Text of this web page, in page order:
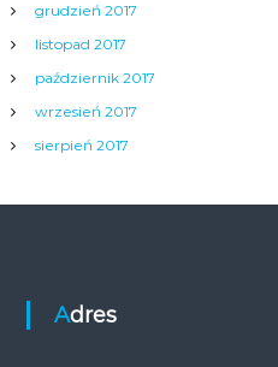
grudzień 2017
listopad 2017
październik 2017
wrzesień 2017
sierpień 2017
Adres